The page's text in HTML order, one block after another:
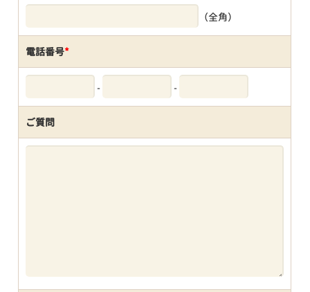
（全角）
電話番号*
- -
ご質問